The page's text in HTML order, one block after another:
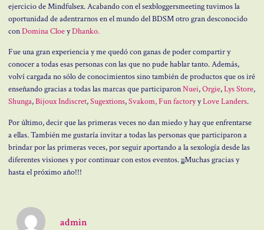
ejercicio de Mindfulsex. Acabando con el sexbloggersmeeting tuvimos la
oportunidad de adentrarnos en el mundo del BDSM otro gran desconocido
conDomina CloeyDhanko.
Fue una gran experiencia y me quedó con ganas de poder compartir y
conocer a todas esas personas con las que no pude hablar tanto. Además,
volví cargada no sólo de conocimientos sino también de productos que os iré
enseñando gracias a todas las marcas que participaronNuei,Orgie,Lys Store,
Shunga,Bijoux Indiscret,Sugextions,Svakom,Fun factoryyLove Landers.
Por último, decir que las primeras veces no dan miedo y hay que enfrentarse
a ellas. También me gustaría invitar a todas las personas que participaron a
brindar por las primeras veces, por seguir aportando a la sexología desde las
diferentes visiones y por continuar con estos eventos. ¡¡¡Muchas gracias y
hasta el próximo año!!!
admin